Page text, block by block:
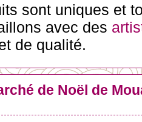
sont uniques et
avec des
de qualité.
de Noël de